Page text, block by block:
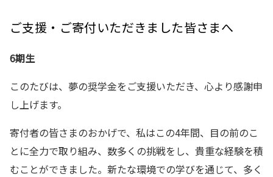
ご支援・ご寄付いただきました皆さまへ
6期生
このたびは、夢の奨学金をご支援いただき、心より感謝申
し上げます。
寄付者の皆さまのおかげで、私はこの4年間、目の前のこ
とに全力で取り組み、数多くの挑戦をし、貴重な経験を積
むことができました。新たな環境での学びを通じて、多く